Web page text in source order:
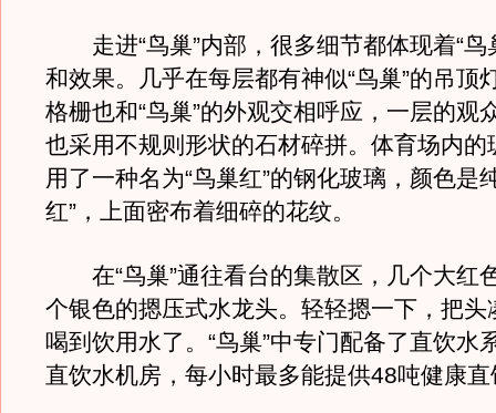
走进“鸟巢”内部，很多细节都体现着“鸟
和效果。几乎在每层都有神似“鸟巢”的吊顶
格栅也和“鸟巢”的外观交相呼应，一层的观
也采用不规则形状的石材碎拼。体育场内的
用了一种名为“鸟巢红”的钢化玻璃，颜色是
红”，上面密布着细碎的花纹。
在“鸟巢”通往看台的集散区，几个大红
个银色的摁压式水龙头。轻轻摁一下，把头
喝到饮用水了。“鸟巢”中专门配备了直饮水
直饮水机房，每小时最多能提供48吨健康